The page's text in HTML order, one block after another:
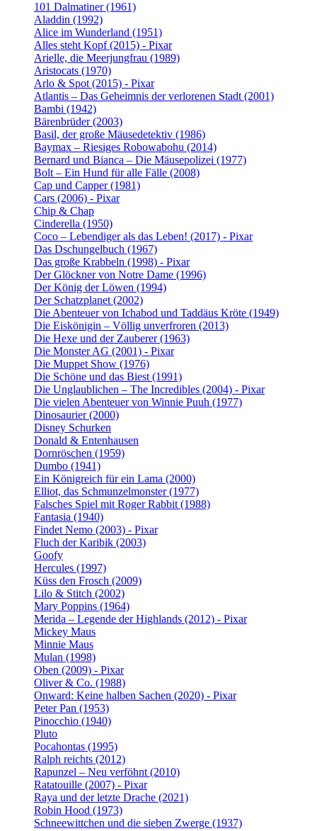
101 Dalmatiner (1961)
Aladdin (1992)
Alice im Wunderland (1951)
Alles steht Kopf (2015) - Pixar
Arielle, die Meerjungfrau (1989)
Aristocats (1970)
Arlo & Spot (2015) - Pixar
Atlantis – Das Geheimnis der verlorenen Stadt (2001)
Bambi (1942)
Bärenbrüder (2003)
Basil, der große Mäusedetektiv (1986)
Baymax – Riesiges Robowabohu (2014)
Bernard und Bianca – Die Mäusepolizei (1977)
Bolt – Ein Hund für alle Fälle (2008)
Cap und Capper (1981)
Cars (2006) - Pixar
Chip & Chap
Cinderella (1950)
Coco – Lebendiger als das Leben! (2017) - Pixar
Das Dschungelbuch (1967)
Das große Krabbeln (1998) - Pixar
Der Glöckner von Notre Dame (1996)
Der König der Löwen (1994)
Der Schatzplanet (2002)
Die Abenteuer von Ichabod und Taddäus Kröte (1949)
Die Eiskönigin – Völlig unverfroren (2013)
Die Hexe und der Zauberer (1963)
Die Monster AG (2001) - Pixar
Die Muppet Show (1976)
Die Schöne und das Biest (1991)
Die Unglaublichen – The Incredibles (2004) - Pixar
Die vielen Abenteuer von Winnie Puuh (1977)
Dinosaurier (2000)
Disney Schurken
Donald & Entenhausen
Dornröschen (1959)
Dumbo (1941)
Ein Königreich für ein Lama (2000)
Elliot, das Schmunzelmonster (1977)
Falsches Spiel mit Roger Rabbit (1988)
Fantasia (1940)
Findet Nemo (2003) - Pixar
Fluch der Karibik (2003)
Goofy
Hercules (1997)
Küss den Frosch (2009)
Lilo & Stitch (2002)
Mary Poppins (1964)
Merida – Legende der Highlands (2012) - Pixar
Mickey Maus
Minnie Maus
Mulan (1998)
Oben (2009) - Pixar
Oliver & Co. (1988)
Onward: Keine halben Sachen (2020) - Pixar
Peter Pan (1953)
Pinocchio (1940)
Pluto
Pocahontas (1995)
Ralph reichts (2012)
Rapunzel – Neu verföhnt (2010)
Ratatouille (2007) - Pixar
Raya und der letzte Drache (2021)
Robin Hood (1973)
Schneewittchen und die sieben Zwerge (1937)